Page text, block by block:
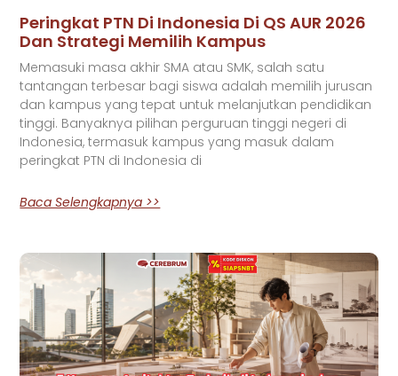
Peringkat PTN Di Indonesia Di QS AUR 2026
Dan Strategi Memilih Kampus
Memasuki masa akhir SMA atau SMK, salah satu
tantangan terbesar bagi siswa adalah memilih jurusan
dan kampus yang tepat untuk melanjutkan pendidikan
tinggi. Banyaknya pilihan perguruan tinggi negeri di
Indonesia, termasuk kampus yang masuk dalam
peringkat PTN di Indonesia di
Baca Selengkapnya >>